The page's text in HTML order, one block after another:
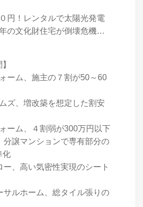
！レンタルで太陽光発電
文化財住宅が倒壊危機…
ム、施主の７割が50～60
、増改築を想定した割安
ム、４割弱が300万円以下
譲マンションで専有部分の
化
高い気密性実現のシート
ルホーム、総タイル張りの